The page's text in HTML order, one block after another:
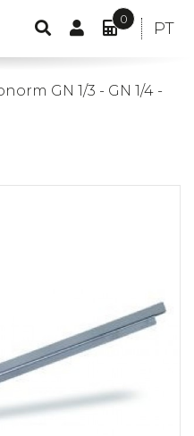
CONTA
0 PT
GN 1/3 - GN 1/4 -